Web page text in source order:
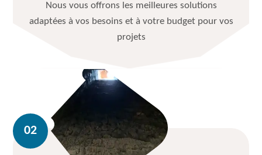
Nous vous offrons les meilleures solutions
adaptées à vos besoins et à votre budget pour vos
projets